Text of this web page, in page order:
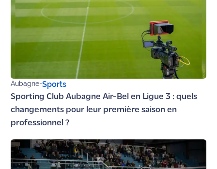
Aubagne-Sports
Sporting Club Aubagne Air-Bel en Ligue 3 : quels
changements pour leur première saison en
professionnel ?